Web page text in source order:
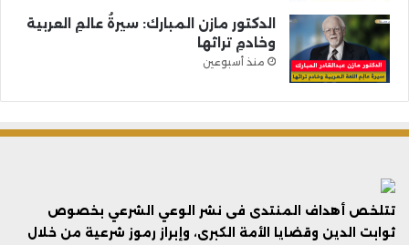
الدكتور مازن المبارك: سيرةُ عالمِ العربية
وخادمِ تراثها
منذ أسبوعين
تتلخص أهداف المنتدى فى نشر الوعي الشرعي بخصوص
ثوابت الدين وقضايا الأمة الكبرى، وإبراز رموز شرعية من خلال